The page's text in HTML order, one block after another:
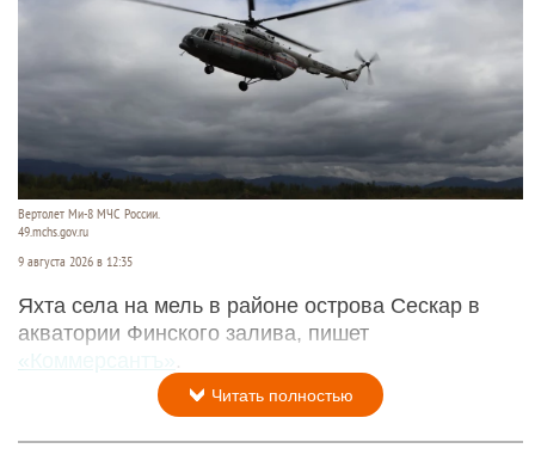
Вертолет Ми-8 МЧС России.
49.mchs.gov.ru
9 августа 2026 в 12:35
Яхта села на мель в районе острова Сескар в
акватории Финского залива, пишет
«Коммерсантъ»
Читать полностью